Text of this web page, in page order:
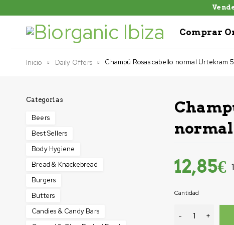
Comprar
Inicio Daily Offers Champú Rosas cabello normal Urtekram
Categorias
Beers
Best Sellers
Body Hygiene
Bread & Knackebread
Burgers
Butters
Candies & Candy Bars
-7%
12,85€
Cantidad